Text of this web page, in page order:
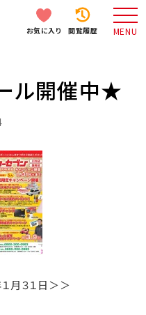
お気に入り 閲覧履歴 MENU
ル開催中★
月３１日＞＞